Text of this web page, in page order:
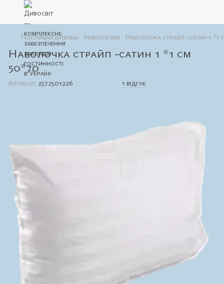
Постільна білизна Наволочки Наволочка страйп -сатин 1 *1
Наволочка страйп -сатин 1 *1 см
50*70
Артикул: 2572501226 1 відгук